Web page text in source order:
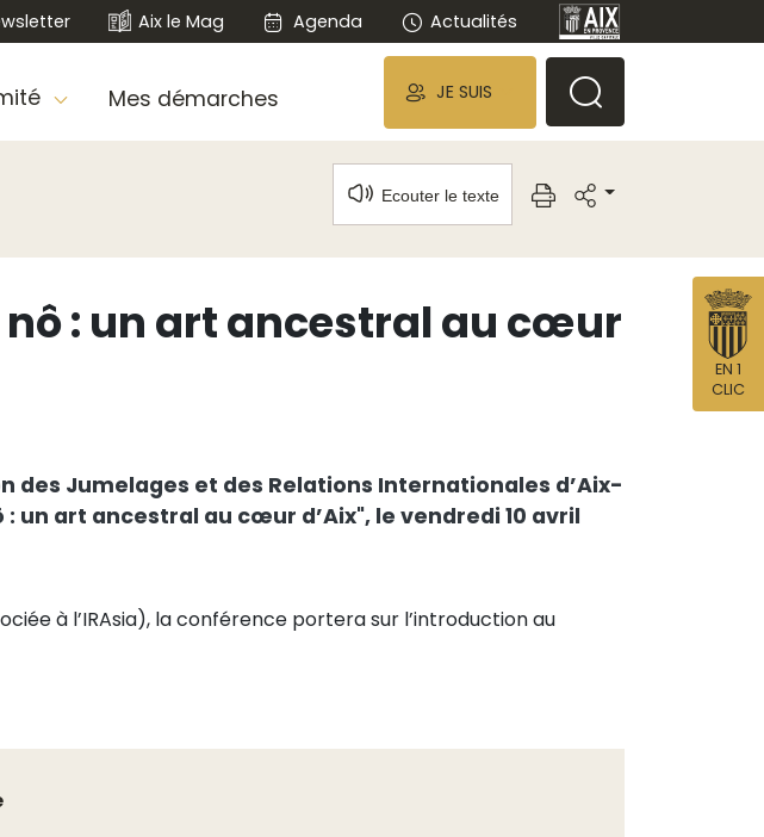
Aix le Mag Agenda Actualités
Mes démarches JE SUIS
Ecouter le texte
: un art ancestral au cœur
des Jumelages et des Relations Internationales d’Aix-
art ancestral au cœur d’Aix", le vendredi 10 avril
à l’IRAsia), la conférence portera sur l’introduction au
EN 1
CLIC